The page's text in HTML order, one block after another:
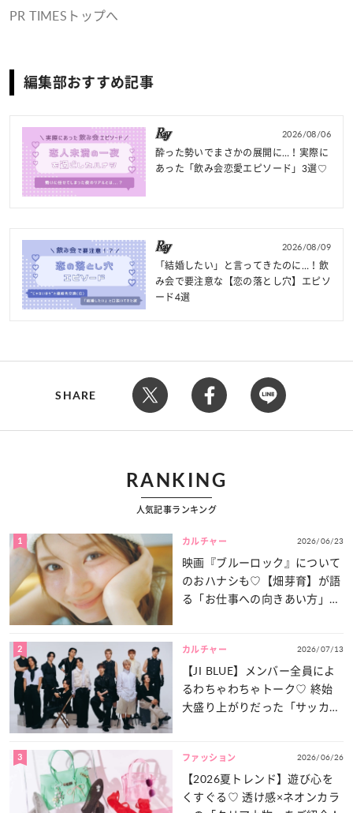
PR TIMESトップへ
編集部おすすめ記事
2026/08/06
酔った勢いでまさかの展開に…！実際に
あった「飲み会恋愛エピソード」3選♡
2026/08/09
「結婚したい」と言ってきたのに…！飲
み会で要注意な【恋の落とし穴】エピソ
ード4選
SHARE
RANKING
人気記事ランキング
1 カルチャー 2026/06/23
映画『ブルーロック』について
のおハナシも♡【畑芽育】が語
る「お仕事への向きあい方」と
2 カルチャー 2026/07/13
【JI BLUE】メンバー全員によ
るわちゃわちゃトーク♡ 終始
大盛り上がりだった「サッカー
3 ファッション 2026/06/26
【2026夏トレンド】遊び心を
くすぐる♡ 透け感×ネオンカラ